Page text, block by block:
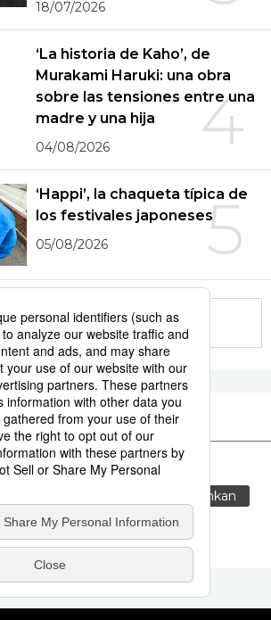
18/07/2026
4
‘La historia de Kaho’, de
Murakami Haruki: una obra
sobre las tensiones entre una
madre y una hija
04/08/2026
5
‘Happi’, la chaqueta típica de
los festivales japoneses
05/08/2026
in this series
vida
cortesía
genkan
sociedad